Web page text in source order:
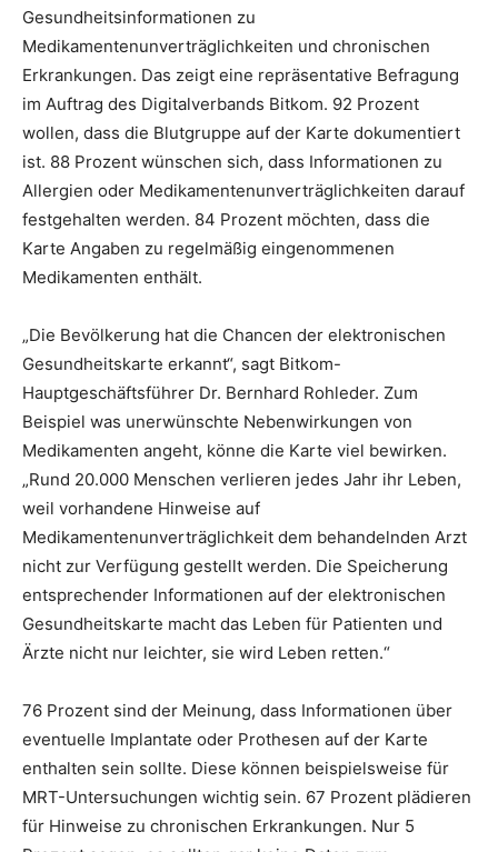
Gesundheitsinformationen zu
Medikamentenunverträglichkeiten und chronischen
Erkrankungen. Das zeigt eine repräsentative Befragung
im Auftrag des Digitalverbands Bitkom. 92 Prozent
wollen, dass die Blutgruppe auf der Karte dokumentiert
ist. 88 Prozent wünschen sich, dass Informationen zu
Allergien oder Medikamentenunverträglichkeiten darauf
festgehalten werden. 84 Prozent möchten, dass die
Karte Angaben zu regelmäßig eingenommenen
Medikamenten enthält.
„Die Bevölkerung hat die Chancen der elektronischen
Gesundheitskarte erkannt“, sagt Bitkom-
Hauptgeschäftsführer Dr. Bernhard Rohleder. Zum
Beispiel was unerwünschte Nebenwirkungen von
Medikamenten angeht, könne die Karte viel bewirken.
„Rund 20.000 Menschen verlieren jedes Jahr ihr Leben,
weil vorhandene Hinweise auf
Medikamentenunverträglichkeit dem behandelnden Arzt
nicht zur Verfügung gestellt werden. Die Speicherung
entsprechender Informationen auf der elektronischen
Gesundheitskarte macht das Leben für Patienten und
Ärzte nicht nur leichter, sie wird Leben retten.“
76 Prozent sind der Meinung, dass Informationen über
eventuelle Implantate oder Prothesen auf der Karte
enthalten sein sollte. Diese können beispielsweise für
MRT-Untersuchungen wichtig sein. 67 Prozent plädieren
für Hinweise zu chronischen Erkrankungen. Nur 5